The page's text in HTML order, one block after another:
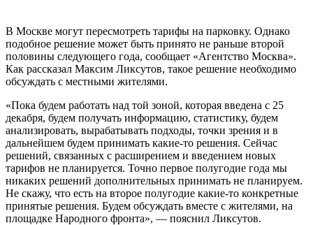
В Москве могут пересмотреть тарифы на парковку. Однако
подобное решение может быть принято не раньше второй
половины следующего года, сообщает «Агентство Москва».
Как рассказал Максим Ликсутов, такое решение необходимо
обсуждать с местными жителями.
«Пока будем работать над той зоной, которая введена с 25
декабря, будем получать информацию, статистику, будем
анализировать, вырабатывать подходы, точки зрения и в
дальнейшем будем принимать какие-то решения. Сейчас
решений, связанных с расширением и введением новых
тарифов не планируется. Точно первое полугодие года мы
никаких решений дополнительных принимать не планируем.
Не скажу, что есть на второе полугодие какие-то конкретные
принятые решения. Будем обсуждать вместе с жителями, на
площадке Народного фронта», — пояснил Ликсутов.